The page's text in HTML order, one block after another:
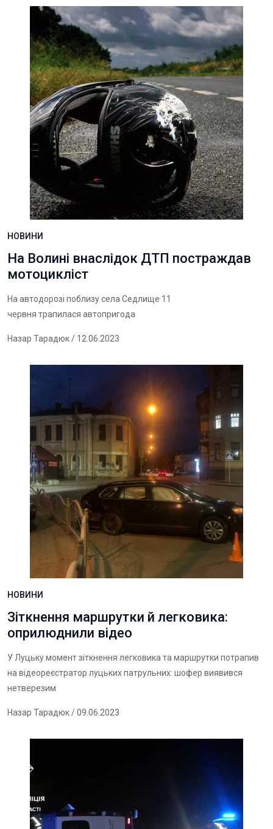
НОВИНИ
На Волині внаслідок ДТП постраждав
мотоцикліст
На автодорозі поблизу села Седлище 11
червня трапилася автопригода
Назар Тарадюк/ 12.06.2023
НОВИНИ
Зіткнення маршрутки й легковика:
оприлюднили відео
У Луцьку момент зіткнення легковика та маршрутки потрапив
на відеореєстратор луцьких патрульних: шофер виявився
нетверезим
Назар Тарадюк/ 09.06.2023